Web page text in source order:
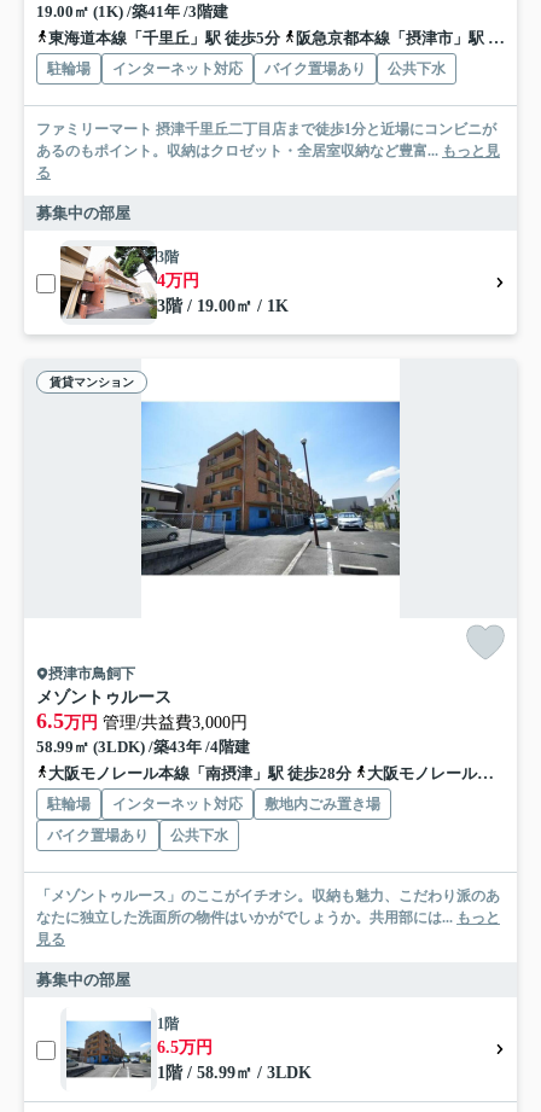
19.00㎡ (1K) /築41年 /3階建
東海道本線「千里丘」駅 徒歩5分
阪急京都本線「摂津市」駅 徒歩12分
駐輪場 インターネット対応 バイク置場あり 公共下水
ファミリーマート 摂津千里丘二丁目店まで徒歩1分と近場にコンビニが
あるのもポイント。収納はクロゼット・全居室収納など豊富... もっと見
る
募集中の部屋
3階
4万円
3階 / 19.00㎡ / 1K
賃貸マンション
摂津市鳥飼下
メゾントゥルース
6.5万円 管理/共益費3,000円
58.99㎡ (3LDK) /築43年 /4階建
大阪モノレール本線「南摂津」駅 徒歩28分
大阪モノレール本線「摂津」駅 徒歩44分
駐輪場 インターネット対応
敷地内ごみ置き場
バイク置場あり
公共下水
「メゾントゥルース」のここがイチオシ。収納も魅力、こだわり派のあ
なたに独立した洗面所の物件はいかがでしょうか。共用部には... もっと
見る
募集中の部屋
1階
6.5万円
1階 / 58.99㎡ / 3LDK